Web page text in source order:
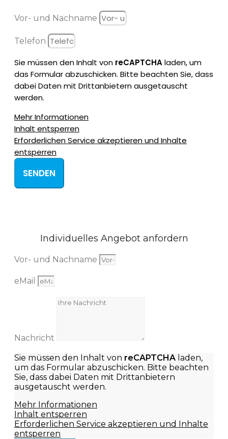
Vor- und Nachname
Telefon
Sie müssen den Inhalt von reCAPTCHAladen, um
das Formular abzuschicken. Bitte beachten Sie, dass
dabei Daten mit Drittanbietern ausgetauscht
werden.
Mehr Informationen
Inhalt entsperren
Erforderlichen Service akzeptieren und Inhalte
entsperren
SENDEN
Individuelles Angebot anfordern
Vor- und Nachname
eMail
Nachricht
Sie müssen den Inhalt von reCAPTCHA laden,
um das Formular abzuschicken. Bitte beachten
Sie, dass dabei Daten mit Drittanbietern
ausgetauscht werden.
Mehr Informationen
Inhalt entsperren
Erforderlichen Service akzeptieren und Inhalte
entsperren